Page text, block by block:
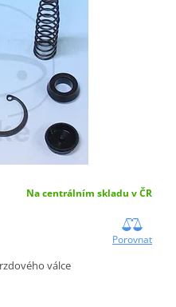
Na centrálním skladu v ČR
Porovnat
válce